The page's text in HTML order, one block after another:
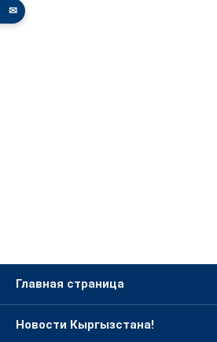
Главная страница
Новости Кыргызстана!
✉